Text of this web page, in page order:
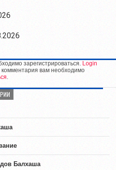
зарегистрироваться. Login
комментария вам необходимо
.
Балхаша